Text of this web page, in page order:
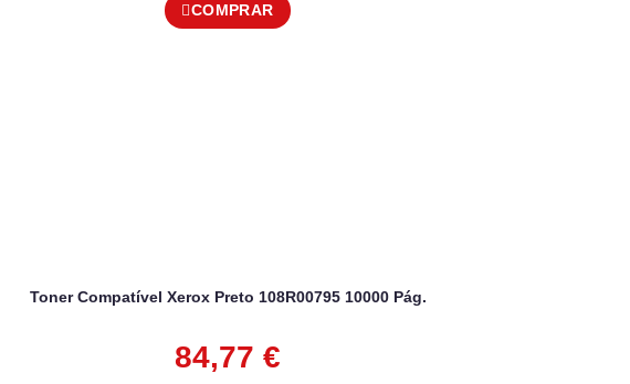
COMPRAR
Toner Compatível Xerox Preto 108R00795 10000 Pág.
84,77 €